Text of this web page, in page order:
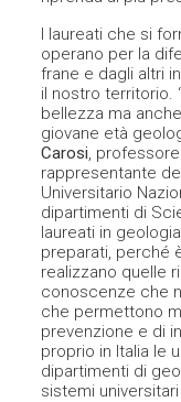
I laureati che si
operano per la
frane e dagli altri
il nostro territorio.
bellezza ma
giovane età
Carosi, professore
rappresentante
Universitario
dipartimenti di
laureati in
preparati, perché
realizzano quelle
conoscenze che
che permettono
prevenzione e di
proprio in Italia le
dipartimenti di
sistemi